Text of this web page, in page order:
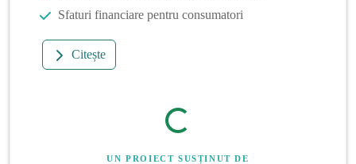
Sfaturi financiare pentru consumatori
Citește
UN PROIECT SUSȚINUT DE